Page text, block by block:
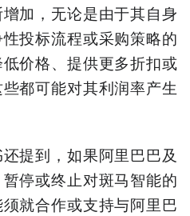
加，无论是由于其自身
投标流程或采购策略的
价格、提供更多折扣或
都可能对其利润率产生
提到，如果阿里巴巴及
停或终止对斑马智能的
就合作或支持与阿里巴